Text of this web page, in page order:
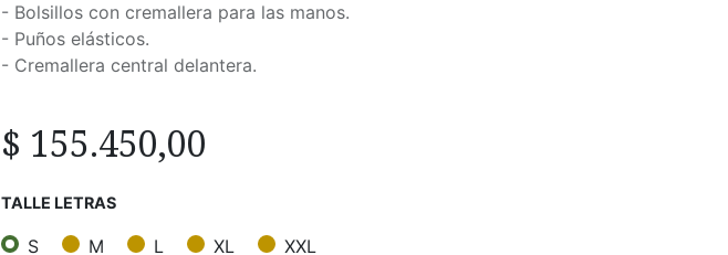
- Bolsillos con cremallera para las manos.
- Puños elásticos.
- Cremallera central delantera.
$ 155.450,00
TALLE LETRAS
S M L XL XXL